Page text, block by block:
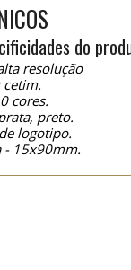
do
resolução
cetim.
cores.
preto.
logotipo.
- 15x90mm.